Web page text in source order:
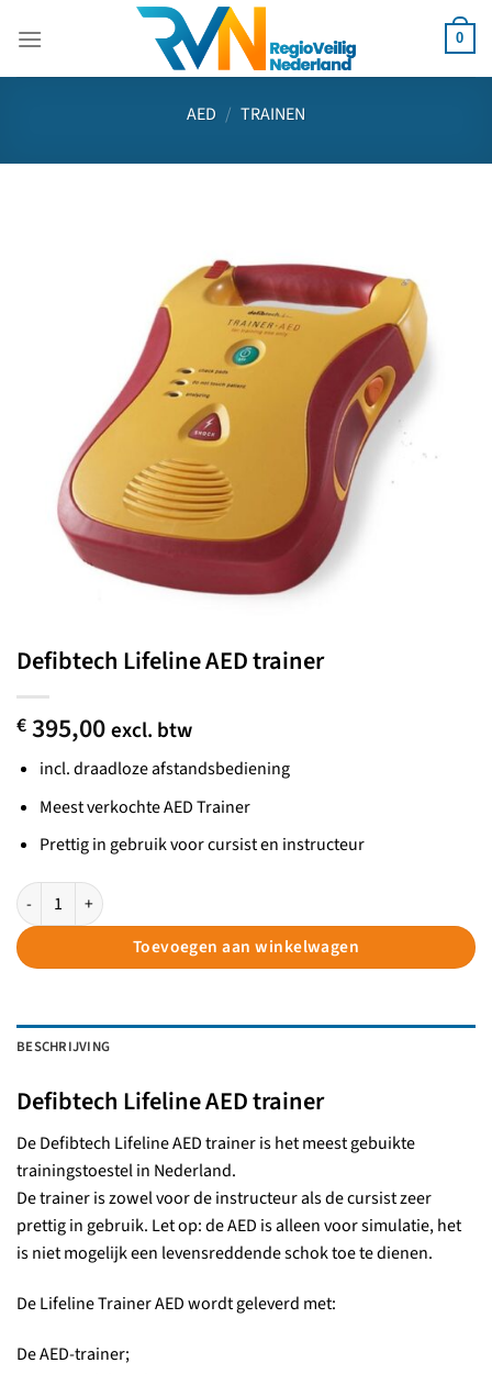
naar
0
AED / TRAINEN
Defibtech Lifeline AED trainer
€ 395,00excl. btw
incl. draadloze afstandsbediening
Meest verkochte AED Trainer
Prettig in gebruik voor cursist en instructeur
Defibtech Lifeline AED trainer aantal
Toevoegen aan winkelwagen
BESCHRIJVING
Defibtech Lifeline AED trainer
De Defibtech Lifeline AED trainer is het meest gebuikte
trainingstoestel in Nederland.
De trainer is zowel voor de instructeur als de cursist zeer
prettig in gebruik. Let op: de AED is alleen voor simulatie, het
is niet mogelijk een levensreddende schok toe te dienen.
De Lifeline Trainer AED wordt geleverd met:
De AED-trainer;